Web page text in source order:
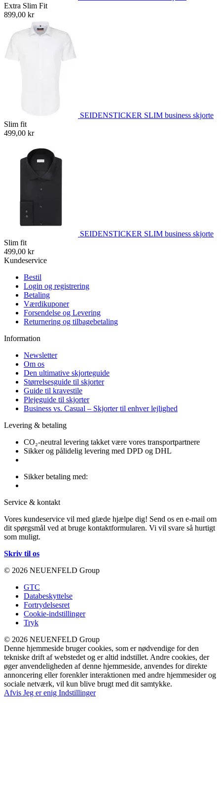
Extra Slim Fit
899,00 kr
SEIDENSTICKER SLIM business skjorte
Slim fit
499,00 kr
SEIDENSTICKER SLIM business skjorte
Slim fit
499,00 kr
Kundeservice
Bestil
Login og registrering
Betaling
Værdikuponer
Forsendelse og Levering
Returnering og tilbagebetaling
Information
Newsletter
Om os
Den ultimative skjorteguide
Størrelsesguide til skjorter
Guide til kravestile
Plejeguide til skjorter
Business vs. Casual – Skjorter til enhver lejlighed
Levering & betaling
CO₂-neutral levering takket være vores transportpartnere
Sikker og pålidelig levering med DPD og DHL
Sikker betaling med:
Service & kontakt
Vores kundeservice vil med glæde hjælpe dig! Send os en e-mail om
dit spørgsmål ved at bruge kontaktformularen. Vi vil svare så hurtigt
som muligt.
Skriv til os
© 2026 NEUENFELD Group
GTC
Databeskyttelse
Fortrydelsesret
Cookie-indstillinger
Tryk
© 2026 NEUENFELD Group
Denne hjemmeside bruger cookies, som er nødvendige for den
tekniske drift af webstedet og er altid indstillet. Andre cookies, der
øger anvendeligheden af denne hjemmeside, anvendes for direkte
annoncering eller forenkler interaktionen med andre hjemmesider og
sociale netværk, vil kun blive brugt med dit samtykke.
Afvis Jeg er enig Indstillinger